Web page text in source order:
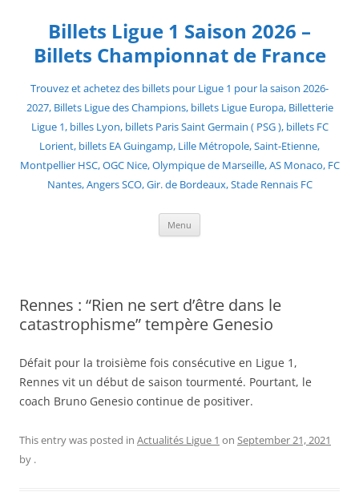
contentBillets Ligue 1 Saison 2026 –
Billets Championnat de France
Trouvez et achetez des billets pour Ligue 1 pour la saison 2026-
2027, Billets Ligue des Champions, billets Ligue Europa, Billetterie
Ligue 1, billes Lyon, billets Paris Saint Germain ( PSG ), billets FC
Lorient, billets EA Guingamp, Lille Métropole, Saint-Etienne,
Montpellier HSC, OGC Nice, Olympique de Marseille, AS Monaco, FC
Nantes, Angers SCO, Gir. de Bordeaux, Stade Rennais FC
Menu
Rennes : “Rien ne sert d’être dans le
catastrophisme” tempère Genesio
Défait pour la troisième fois consécutive en Ligue 1,
Rennes vit un début de saison tourmenté. Pourtant, le
coach Bruno Genesio continue de positiver.
This entry was posted in Actualités Ligue 1 on September 21, 2021
by .